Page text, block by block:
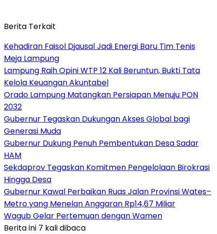
Berita Terkait
Kehadiran Faisol Djausal Jadi Energi Baru Tim Tenis
Meja Lampung
Lampung Raih Opini WTP 12 Kali Beruntun, Bukti Tata
Kelola Keuangan Akuntabel
Orado Lampung Matangkan Persiapan Menuju PON
2032
Gubernur Tegaskan Dukungan Akses Global bagi
Generasi Muda
Gubernur Dukung Penuh Pembentukan Desa Sadar
HAM
Sekdaprov Tegaskan Komitmen Pengelolaan Birokrasi
Hingga Desa
Gubernur Kawal Perbaikan Ruas Jalan Provinsi Wates–
Metro yang Menelan Anggaran Rp14,67 Miliar
Wagub Gelar Pertemuan dengan Wamen
Berita ini 7 kali dibaca